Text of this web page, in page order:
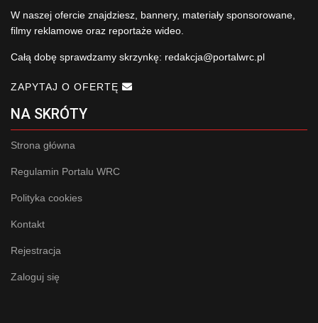
W naszej ofercie znajdziesz, bannery, materiały sponsorowane,
filmy reklamowe oraz reportaże wideo.
Całą dobę sprawdzamy skrzynkę: redakcja@portalwrc.pl
ZAPYTAJ O OFERTĘ
NA SKRÓTY
Strona główna
Regulamin Portalu WRC
Polityka cookies
Kontakt
Rejestracja
Zaloguj się